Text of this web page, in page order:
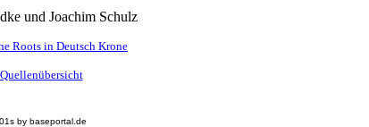
und Joachim Schulz
Roots in Deutsch Krone
by baseportal.de